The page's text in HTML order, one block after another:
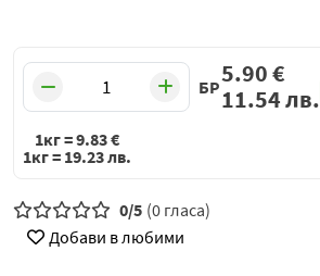
БР5.90€
11.54лв.
1кг =9.83€
1кг = 19.23лв.
0/5 (0 гласа)
Добави в любими